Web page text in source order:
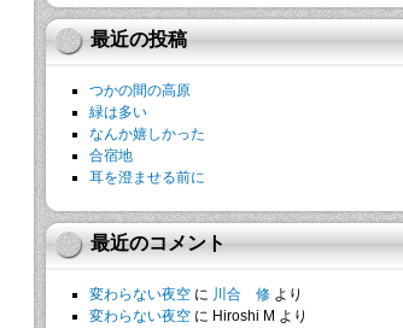
最近の投稿
つかの間の高原
緑は多い
なんか嬉しかった
合宿地
耳を澄ませる前に
最近のコメント
変わらない夜空に 川合 修より
変わらない夜空に Hiroshi M より